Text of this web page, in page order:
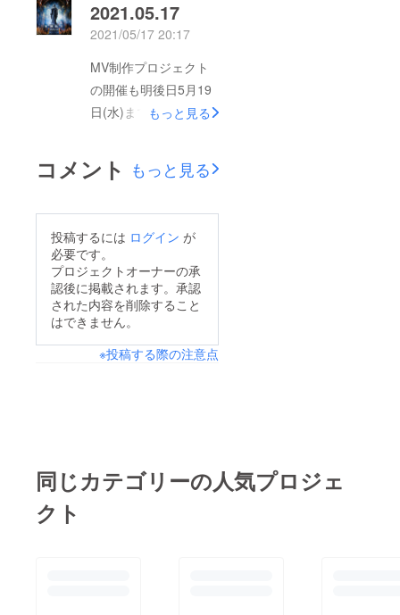
2021.05.17
2021/05/17 20:17
MV制作プロジェクト
の開催も明後日5月19
日(水)までと残り期間
日目標に到達すること
ができ支援頂いた皆様
神転生」のMV(Short
Ver.)を一般公開させて
頂きましたが、FULL
Ver.につきまして5月
て限定公開させて頂き
一般公開日につきまし
ては暫く先の予定とな
もっと見る
コメント もっと見る
投稿するには ログイン が
必要です。
プロジェクトオーナーの承
認後に掲載されます。承認
された内容を削除すること
はできません。
※投稿する際の注意点
同じカテゴリーの人気プロジェ
クト